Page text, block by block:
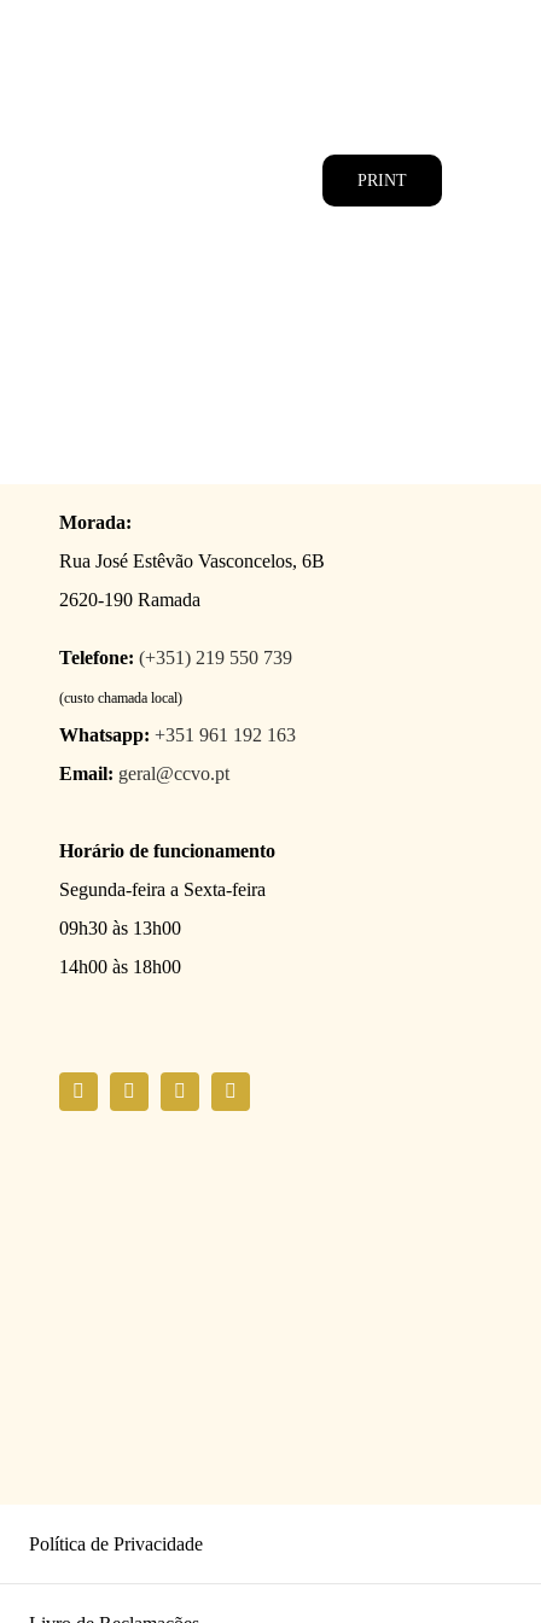
PRINT
Política de Privacidade
Morada:
Rua José Estêvão Vasconcelos, 6B
2620-190 Ramada
Telefone: (+351) 219 550 739
(custo chamada local)
Whatsapp: +351 961 192 163
Email: geral@ccvo.pt
Horário de funcionamento
Segunda-feira a Sexta-feira
09h30 às 13h00
14h00 às 18h00